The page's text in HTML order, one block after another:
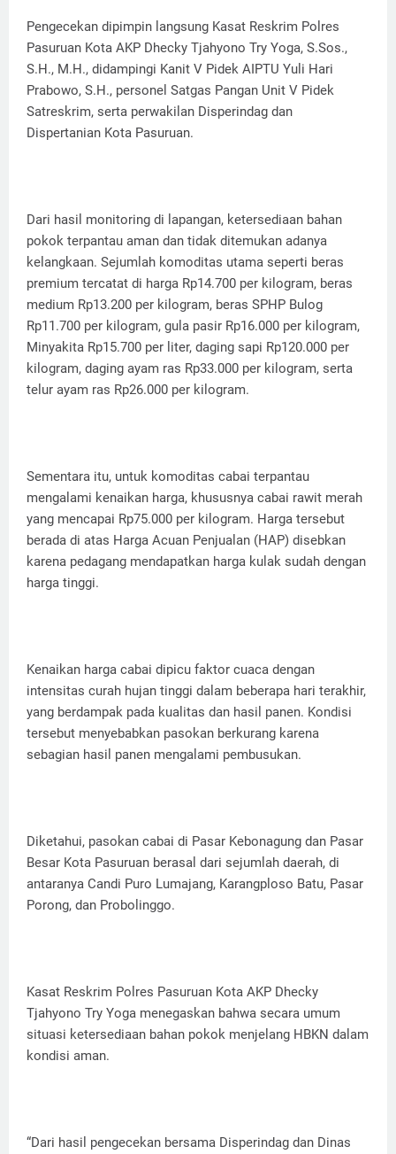
Pengecekan dipimpin langsung Kasat Reskrim Polres
Pasuruan Kota AKP Dhecky Tjahyono Try Yoga, S.Sos.,
S.H., M.H., didampingi Kanit V Pidek AIPTU Yuli Hari
Prabowo, S.H., personel Satgas Pangan Unit V Pidek
Satreskrim, serta perwakilan Disperindag dan
Dispertanian Kota Pasuruan.
Dari hasil monitoring di lapangan, ketersediaan bahan
pokok terpantau aman dan tidak ditemukan adanya
kelangkaan. Sejumlah komoditas utama seperti beras
premium tercatat di harga Rp14.700 per kilogram, beras
medium Rp13.200 per kilogram, beras SPHP Bulog
Rp11.700 per kilogram, gula pasir Rp16.000 per kilogram,
Minyakita Rp15.700 per liter, daging sapi Rp120.000 per
kilogram, daging ayam ras Rp33.000 per kilogram, serta
telur ayam ras Rp26.000 per kilogram.
Sementara itu, untuk komoditas cabai terpantau
mengalami kenaikan harga, khususnya cabai rawit merah
yang mencapai Rp75.000 per kilogram. Harga tersebut
berada di atas Harga Acuan Penjualan (HAP) disebkan
karena pedagang mendapatkan harga kulak sudah dengan
harga tinggi.
Kenaikan harga cabai dipicu faktor cuaca dengan
intensitas curah hujan tinggi dalam beberapa hari terakhir,
yang berdampak pada kualitas dan hasil panen. Kondisi
tersebut menyebabkan pasokan berkurang karena
sebagian hasil panen mengalami pembusukan.
Diketahui, pasokan cabai di Pasar Kebonagung dan Pasar
Besar Kota Pasuruan berasal dari sejumlah daerah, di
antaranya Candi Puro Lumajang, Karangploso Batu, Pasar
Porong, dan Probolinggo.
Kasat Reskrim Polres Pasuruan Kota AKP Dhecky
Tjahyono Try Yoga menegaskan bahwa secara umum
situasi ketersediaan bahan pokok menjelang HBKN dalam
kondisi aman.
“Dari hasil pengecekan bersama Disperindag dan Dinas